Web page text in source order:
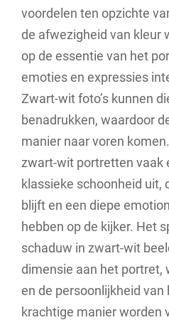
voordelen ten opzichte
de afwezigheid van kleur
op de essentie van het
emoties en expressies
Zwart-wit foto’s kunnen
benadrukken, waardoor
manier naar voren
zwart-wit portretten vaak
klassieke schoonheid uit,
blijft en een diepe
hebben op de kijker. Het
schaduw in zwart-wit
dimensie aan het portret,
en de persoonlijkheid
krachtige manier worden